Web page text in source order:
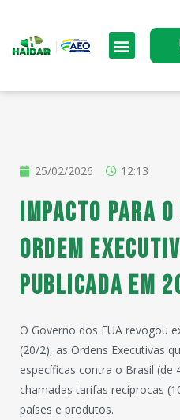
25/02/2026 12:13
Impacto para
Ordem
publicada em
O Governo dos EUA revogou
(20/2), as Ordens Executivas
específicas contra o Brasil (de
chamadas tarifas recíprocas
países e produtos.